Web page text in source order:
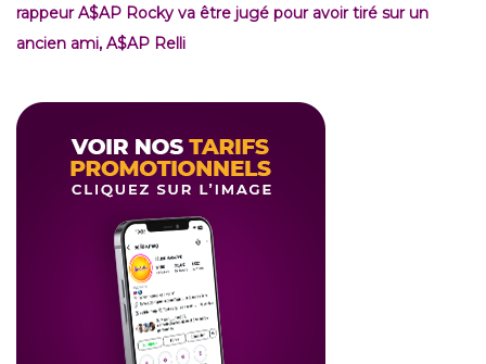
rappeur A$AP Rocky va être jugé pour avoir tiré sur un
ancien ami, A$AP Relli